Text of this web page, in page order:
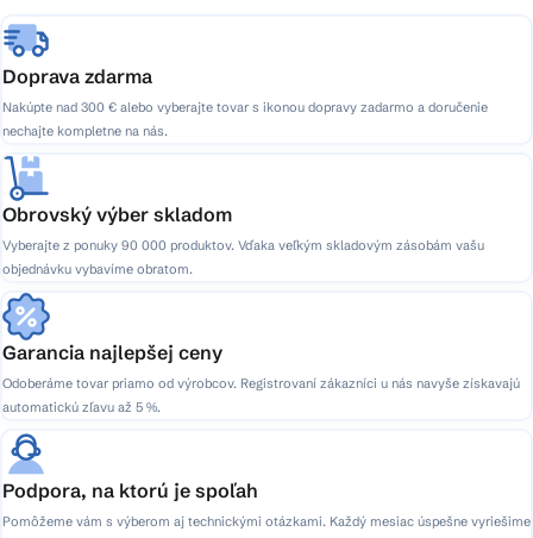
e
Doprava zdarma
Nakúpte nad 300 € alebo vyberajte tovar s ikonou dopravy zadarmo a doručenie
nechajte kompletne na nás.
Obrovský výber skladom
Vyberajte z ponuky 90 000 produktov. Vďaka veľkým skladovým zásobám vašu
objednávku vybavíme obratom.
Garancia najlepšej ceny
Odoberáme tovar priamo od výrobcov. Registrovaní zákazníci u nás navyše získavajú
automatickú zľavu až 5 %.
Podpora, na ktorú je spoľah
Pomôžeme vám s výberom aj technickými otázkami. Každý mesiac úspešne vyriešime